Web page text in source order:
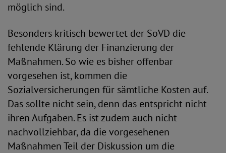
möglich sind.
Besonders kritisch bewertet der SoVD die
fehlende Klärung der Finanzierung der
Maßnahmen. So wie es bisher offenbar
vorgesehen ist, kommen die
Sozialversicherungen für sämtliche Kosten auf.
Das sollte nicht sein, denn das entspricht nicht
ihren Aufgaben. Es ist zudem auch nicht
nachvollziehbar, da die vorgesehenen
Maßnahmen Teil der Diskussion um die